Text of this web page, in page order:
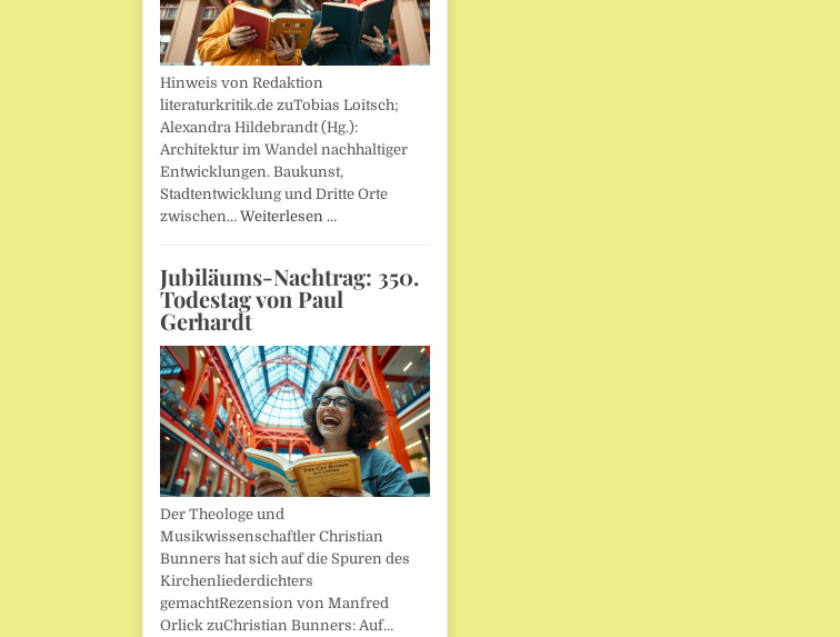
Hinweis von Redaktion
literaturkritik.de zuTobias Loitsch;
Alexandra Hildebrandt (Hg.):
Architektur im Wandel nachhaltiger
Entwicklungen. Baukunst,
Stadtentwicklung und Dritte Orte
zwischen… Weiterlesen …
Jubiläums-Nachtrag: 350.
Todestag von Paul
Gerhardt
Der Theologe und
Musikwissenschaftler Christian
Bunners hat sich auf die Spuren des
Kirchenliederdichters
gemachtRezension von Manfred
Orlick zuChristian Bunners: Auf…